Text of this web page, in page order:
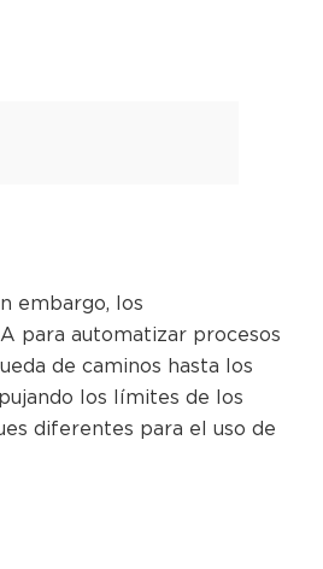
embargo, los
para automatizar procesos
de caminos hasta los
los límites de los
diferentes para el uso de